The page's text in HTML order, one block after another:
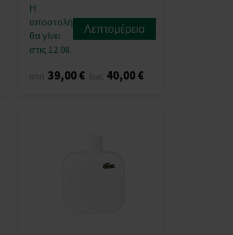
Η
αποστολή
θα γίνει
στις 12.08.
Λεπτομέρεια
από 39,00 € έως 40,00 €